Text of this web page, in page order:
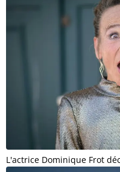
L'actrice Dominique Frot